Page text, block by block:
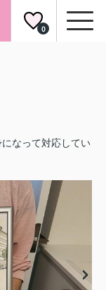
0
なって対応してい